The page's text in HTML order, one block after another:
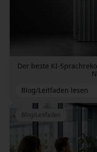
Der beste KI-
Blog/Leitfaden lesen
Blog/Leitfaden